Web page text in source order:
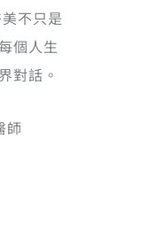
不只是
個人生
對話。
師